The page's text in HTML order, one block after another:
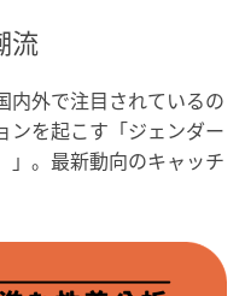
流
内外で注目されているの
ンを起こす「ジェンダー
」。最新動向のキャッチ